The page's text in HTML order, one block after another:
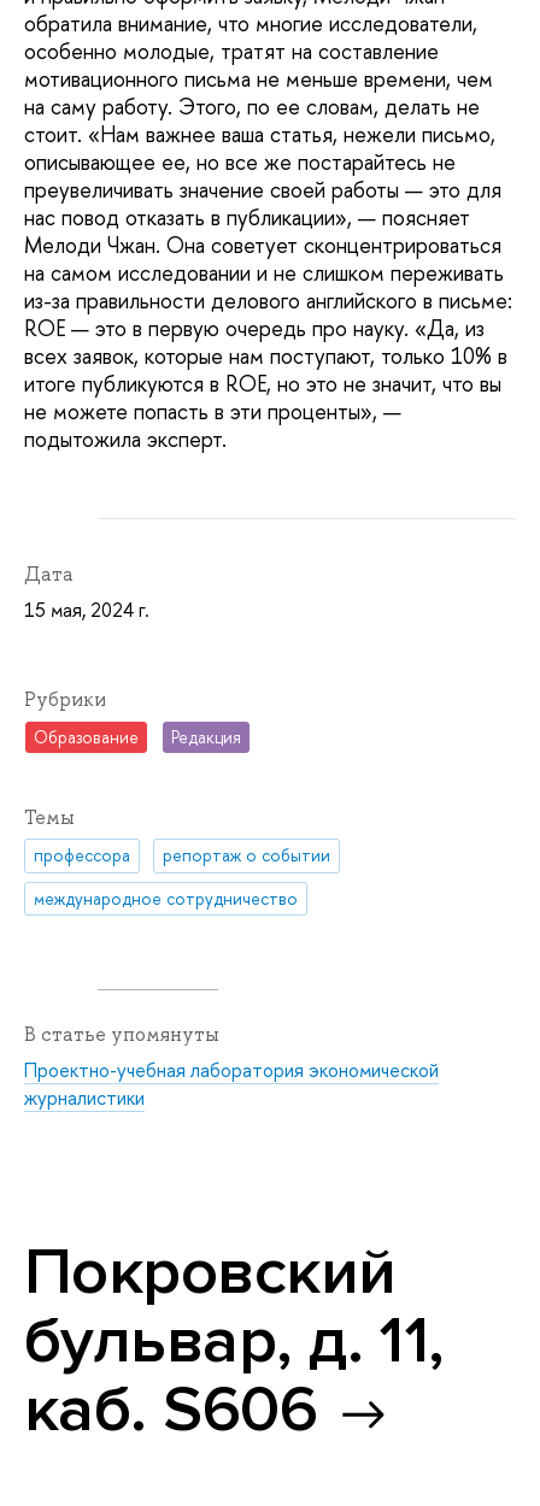
обратила внимание, что многие исследователи,
особенно молодые, тратят на составление
мотивационного письма не меньше времени, чем
на саму работу. Этого, по ее словам, делать не
стоит. «Нам важнее ваша статья, нежели письмо,
описывающее ее, но все же постарайтесь не
преувеличивать значение своей работы — это для
нас повод отказать в публикации», — поясняет
Мелоди Чжан. Она советует сконцентрироваться
на самом исследовании и не слишком переживать
из-за правильности делового английского в письме:
ROE — это в первую очередь про науку. «Да, из
всех заявок, которые нам поступают, только 10% в
итоге публикуются в ROE, но это не значит, что вы
не можете попасть в эти проценты», —
подытожила эксперт.
Дата
15 мая, 2024 г.
Рубрики
Образование Редакция
Темы
профессора
репортаж о событии
международное сотрудничество
В статье упомянуты
Проектно-учебная лаборатория экономической
журналистики
Покровский
бульвар, д. 11,
каб. S606